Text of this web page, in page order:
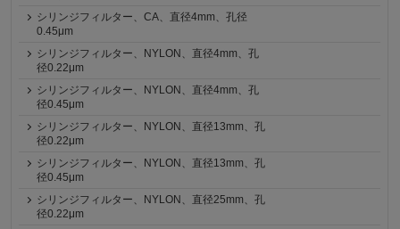
シリンジフィルター、CA、直径4mm、孔径
0.45μm
シリンジフィルター、NYLON、直径4mm、孔
径0.22μm
シリンジフィルター、NYLON、直径4mm、孔
径0.45μm
シリンジフィルター、NYLON、直径13mm、孔
径0.22μm
シリンジフィルター、NYLON、直径13mm、孔
径0.45μm
シリンジフィルター、NYLON、直径25mm、孔
径0.22μm